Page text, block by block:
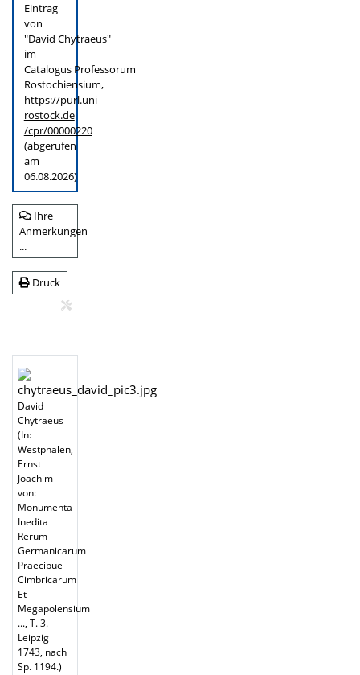
Eintrag
von
"David Chytraeus"
im
Catalogus Professorum
Rostochiensium,
https://purl.uni-
rostock.de
/cpr/00000220
(abgerufen
am
06.08.2026)
Ihre
Anmerkungen
...
Druck
David
Chytraeus
(In:
Westphalen,
Ernst
Joachim
von:
Monumenta
Inedita
Rerum
Germanicarum
Praecipue
Cimbricarum
Et
Megapolensium
..., T. 3.
Leipzig
1743, nach
Sp. 1194.)